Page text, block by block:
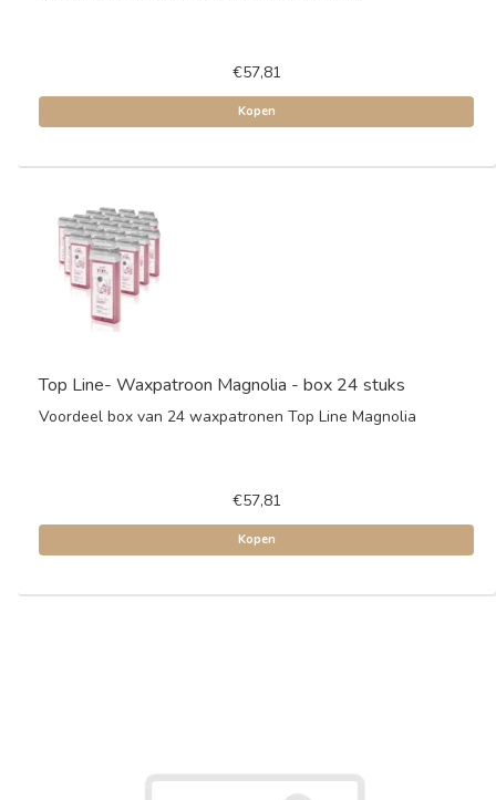
€57,81
Kopen
Top Line- Waxpatroon Magnolia - box 24 stuks
Voordeel box van 24 waxpatronen Top Line Magnolia
€57,81
Kopen